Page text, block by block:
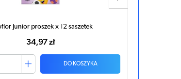
DICOFLOR baby krople 5ml
51,63 zł
DO KOSZYKA